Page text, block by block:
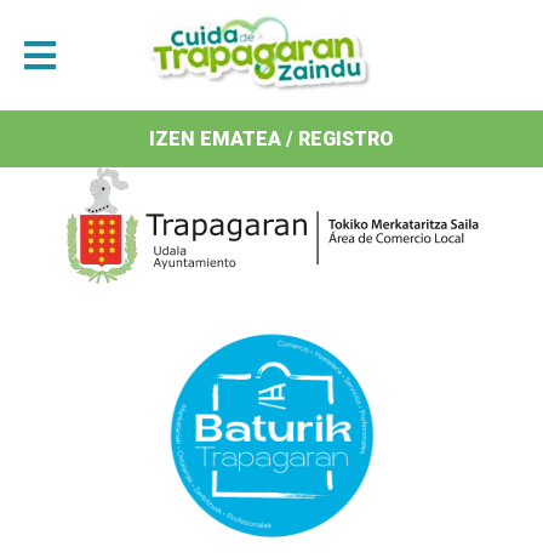
Antolatzaileak / Organizan
IZEN EMATEA / REGISTRO